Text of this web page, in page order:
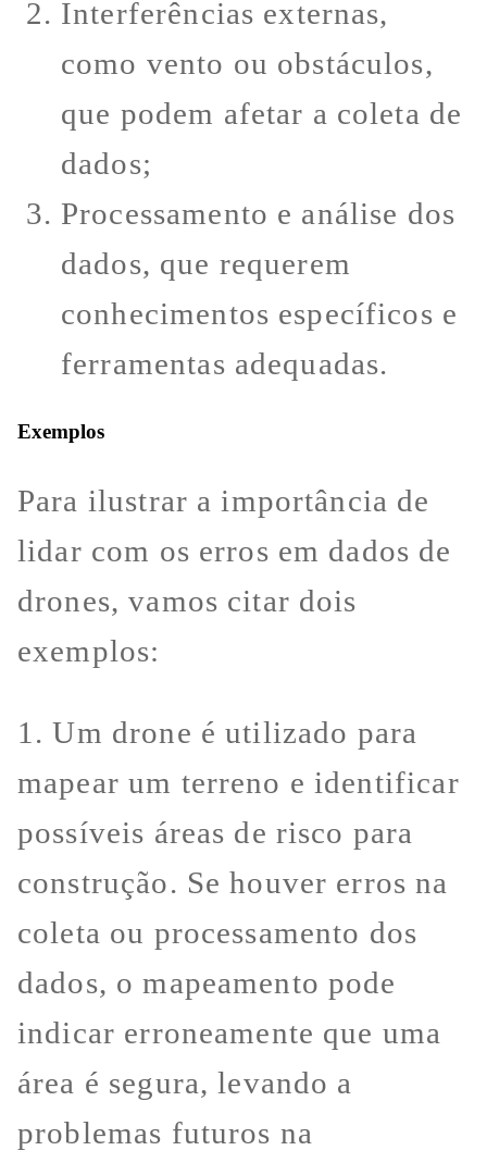
Interferências externas,
como vento ou obstáculos,
que podem afetar a coleta de
dados;
Processamento e análise dos
dados, que requerem
conhecimentos específicos e
ferramentas adequadas.
Exemplos
Para ilustrar a importância de
lidar com os erros em dados de
drones, vamos citar dois
exemplos:
1. Um drone é utilizado para
mapear um terreno e identificar
possíveis áreas de risco para
construção. Se houver erros na
coleta ou processamento dos
dados, o mapeamento pode
indicar erroneamente que uma
área é segura, levando a
problemas futuros na